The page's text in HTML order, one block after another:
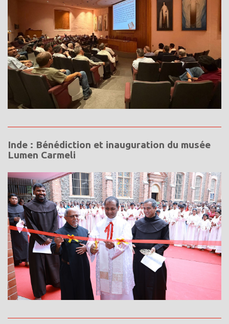
Inde : Bénédiction et inauguration du musée
Lumen Carmeli